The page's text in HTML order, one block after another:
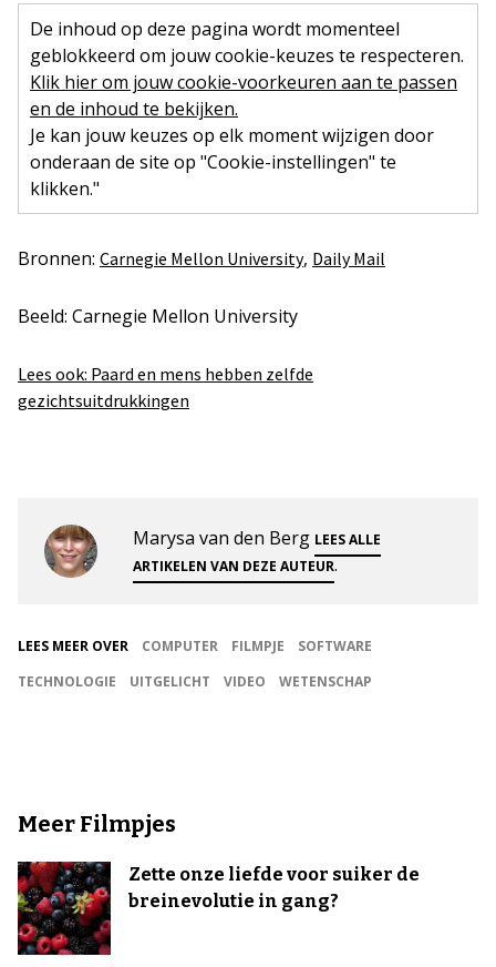
De inhoud op deze pagina wordt momenteel
geblokkeerd om jouw cookie-keuzes te respecteren.
Klik hier om jouw cookie-voorkeuren aan te passen
en de inhoud te bekijken.
Je kan jouw keuzes op elk moment wijzigen door
onderaan de site op "Cookie-instellingen" te
klikken."
Bronnen: Carnegie Mellon University, Daily Mail
Beeld: Carnegie Mellon University
Lees ook: Paard en mens hebben zelfde
gezichtsuitdrukkingen
Marysa van den Berg LEES ALLE
ARTIKELEN VAN DEZE AUTEUR.
LEES MEER OVER COMPUTER FILMPJE
SOFTWARE
TECHNOLOGIE
UITGELICHT VIDEO WETENSCHAP
Meer Filmpjes
Zette onze liefde voor suiker de
breinevolutie in gang?